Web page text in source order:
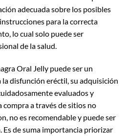
adecuada sobre los posibles
para la correcta
lo cual solo puede ser
de la salud.
Oral Jelly puede ser un
disfunción eréctil, su adquisición
evaluados y
compra a través de sitios no
no es recomendable y puede ser
de suma importancia priorizar